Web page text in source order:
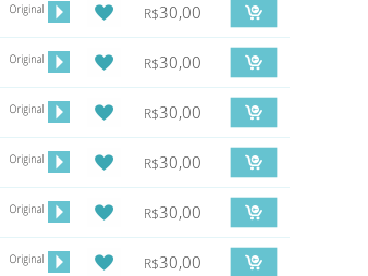
R$30,00
R$30,00
R$30,00
R$30,00
R$30,00
R$30,00